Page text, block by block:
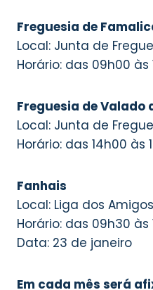
Freguesia de
Local: Junta de
Horário: das 09h00 às
Freguesia de Valado
Local: Junta de
Horário: das 14h00 às
Fanhais
Local: Liga dos
Horário: das 09h30 às
Data: 23 de janeiro
Em cada mês será